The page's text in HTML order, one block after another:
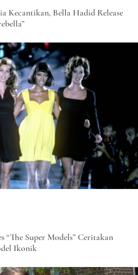
Kecantikan, Bella Hadid Release
“The Super Models” Ceritakan
Ikonik